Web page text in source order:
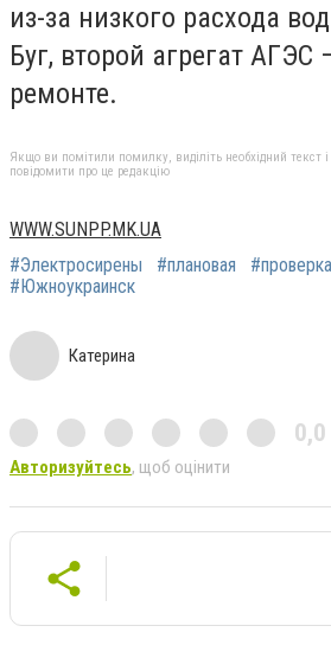
из-за низкого расхода
Буг, второй агрегат
ремонте.
Якщо ви помітили помилку, виділіть необхідний текст
повідомити про це редакцію
WWW.SUNPP.MK.UA
#Электросирены
#плановая #проверка
#Южноукраинск
Катерина
0,0
Авторизуйтесь, щоб оцінити